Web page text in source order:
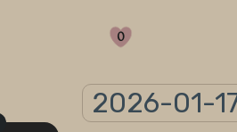
0
2026-01-